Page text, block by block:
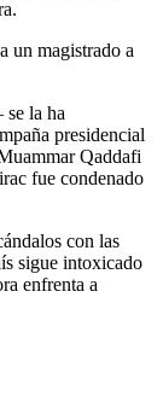
un magistrado a
la ha
presidencial
Qaddafi
fue condenado
con las
sigue intoxicado
enfrenta a